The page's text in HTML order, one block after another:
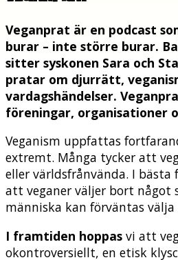
Veganprat är en podcast
burar – inte större burar.
sitter syskonen Sara och
pratar om djurrätt,
vardagshändelser.
föreningar, organisationer
Veganism uppfattas
extremt. Många tycker att
eller världsfrånvända. I
att veganer väljer bort något
människa kan förväntas
I framtiden hoppas vi att
okontroversiellt, en etisk